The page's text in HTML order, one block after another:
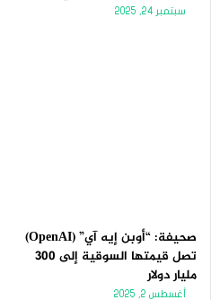
سبتمبر 24, 2025
صحيفة: “أوبن إيه آي” (OpenAI)
تصل قيمتها السوقية إلى 300
مليار دولار
أغسطس 2, 2025